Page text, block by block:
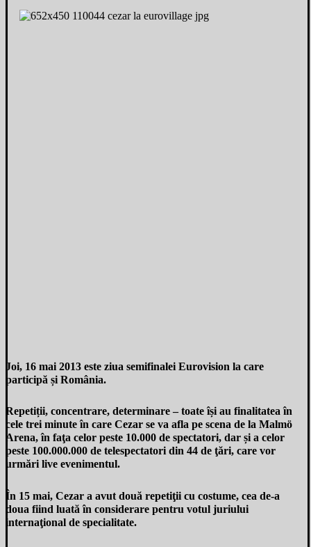
Joi, 16 mai 2013 este ziua semifinalei Eurovision la care
participă și România.
Repetiții, concentrare, determinare – toate își au finalitatea în
cele trei minute în care Cezar se va afla pe scena de la Malmö
Arena, în faţa celor peste 10.000 de spectatori, dar și a celor
peste 100.000.000 de telespectatori din 44 de ţări, care vor
urmări live evenimentul.
În 15 mai, Cezar a avut două repetiţii cu costume, cea de-a
doua fiind luată în considerare pentru votul juriului
internaţional de specialitate.